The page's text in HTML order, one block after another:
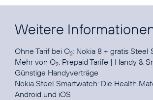
Weitere
Ohne Tarif bei O2: Nokia 8 + gratis Steel
Mehr von O2: Prepaid Tarife | Handy &
Günstige Handyverträge
Nokia Steel Smartwatch: Die Health
Android und iOS